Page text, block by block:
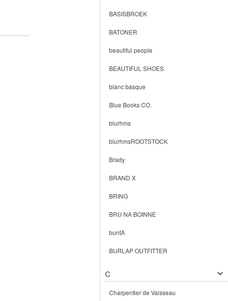
BASISBROEK
BATONER
beautiful people
BEAUTIFUL SHOES
blanc basque
Blue Books CO.
blurhms
blurhmsROOTSTOCK
Brady
BRAND X
BRING
BRU NA BOINNE
buntA
BURLAP OUTFITTER
C
Charpentier de Vaisseau